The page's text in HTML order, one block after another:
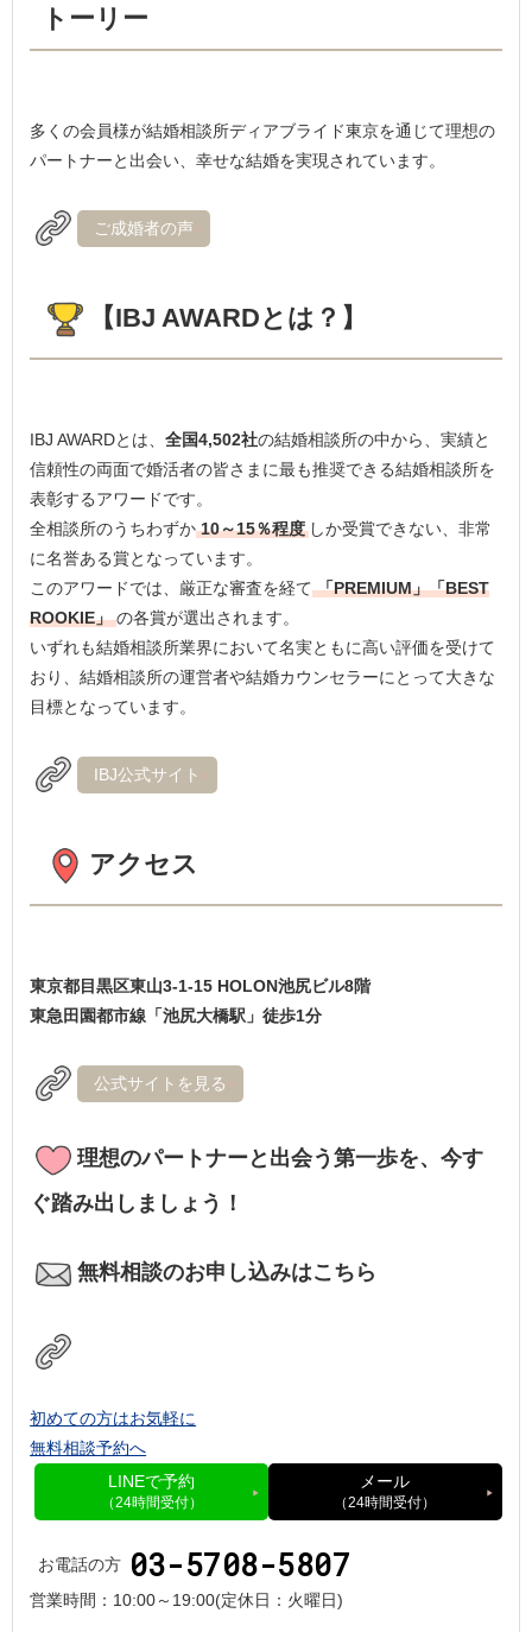
トーリー
多くの会員様が結婚相談所ディアブライド東京を通じて理想の
パートナーと出会い、幸せな結婚を実現されています。
ご成婚者の声
【IBJ AWARDとは？】
IBJ AWARDとは、全国4,502社の結婚相談所の中から、実績と
信頼性の両面で婚活者の皆さまに最も推奨できる結婚相談所を
表彰するアワードです。
全相談所のうちわずか 10～15％程度 しか受賞できない、非常
に名誉ある賞となっています。
このアワードでは、厳正な審査を経て 「PREMIUM」「BEST
ROOKIE」 の各賞が選出されます。
いずれも結婚相談所業界において名実ともに高い評価を受けて
おり、結婚相談所の運営者や結婚カウンセラーにとって大きな
目標となっています。
IBJ公式サイト
アクセス
東京都目黒区東山3-1-15 HOLON池尻ビル8階
東急田園都市線「池尻大橋駅」徒歩1分
公式サイトを見る
理想のパートナーと出会う第一歩を、今す
ぐ踏み出しましょう！
無料相談のお申し込みはこちら
初めての方はお気軽に
無料相談予約へ
LINEで予約
（24時間受付）
メール
（24時間受付）
お電話の方 03-5708-5807
営業時間： 10:00～19:00(定休日：火曜日)